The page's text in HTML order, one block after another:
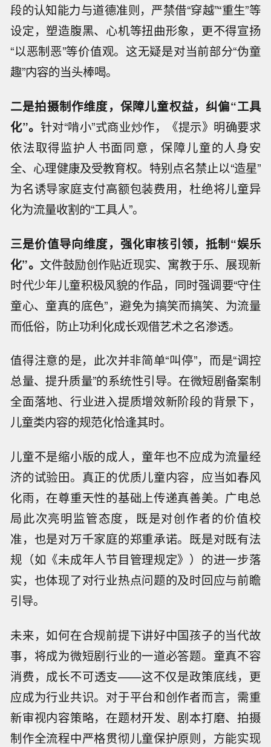
段的认知能力与道德准则，严禁借“穿越”“重生”等
设定，塑造腹黑、心机等扭曲形象，更不得宣扬
“以恶制恶”等价值观。这无疑是对当前部分“伪童
趣”内容的当头棒喝。
二是拍摄制作维度，保障儿童权益，纠偏“工具
化”。 针对“啃小”式商业炒作，《提示》明确要求
依法取得监护人书面同意，保障儿童的人身安
全、心理健康及受教育权。特别点名禁止以“造星”
为名诱导家庭支付高额包装费用，杜绝将儿童异
化为流量收割的“工具人”。
三是价值导向维度，强化审核引领，抵制“娱乐
化”。 文件鼓励创作贴近现实、寓教于乐、展现新
时代少年儿童积极风貌的作品，同时强调要“守住
童心、童真的底色”，避免为搞笑而搞笑、为流量
而低俗，防止功利化成长观借艺术之名渗透。
值得注意的是，此次并非简单“叫停”，而是“调控
总量、提升质量”的系统性引导。在微短剧备案制
全面落地、行业进入提质增效新阶段的背景下，
儿童类内容的规范化恰逢其时。
儿童不是缩小版的成人，童年也不应成为流量经
济的试验田。真正的优质儿童内容，应当如春风
化雨，在尊重天性的基础上传递真善美。广电总
局此次亮明监管态度，既是对创作者的价值校
准，也是对万千家庭的郑重承诺。既是对既有法
规（如《未成年人节目管理规定》）的进一步落
实，也体现了对行业热点问题的及时回应与前瞻
引导。
未来，如何在合规前提下讲好中国孩子的当代故
事，将成为微短剧行业的一道必答题。童真不容
消费，成长不可透支——这不仅是政策底线，更
应成为行业共识。对于平台和创作者而言，需重
新审视内容策略，在题材开发、剧本打磨、拍摄
制作全流程中严格贯彻儿童保护原则，方能实现